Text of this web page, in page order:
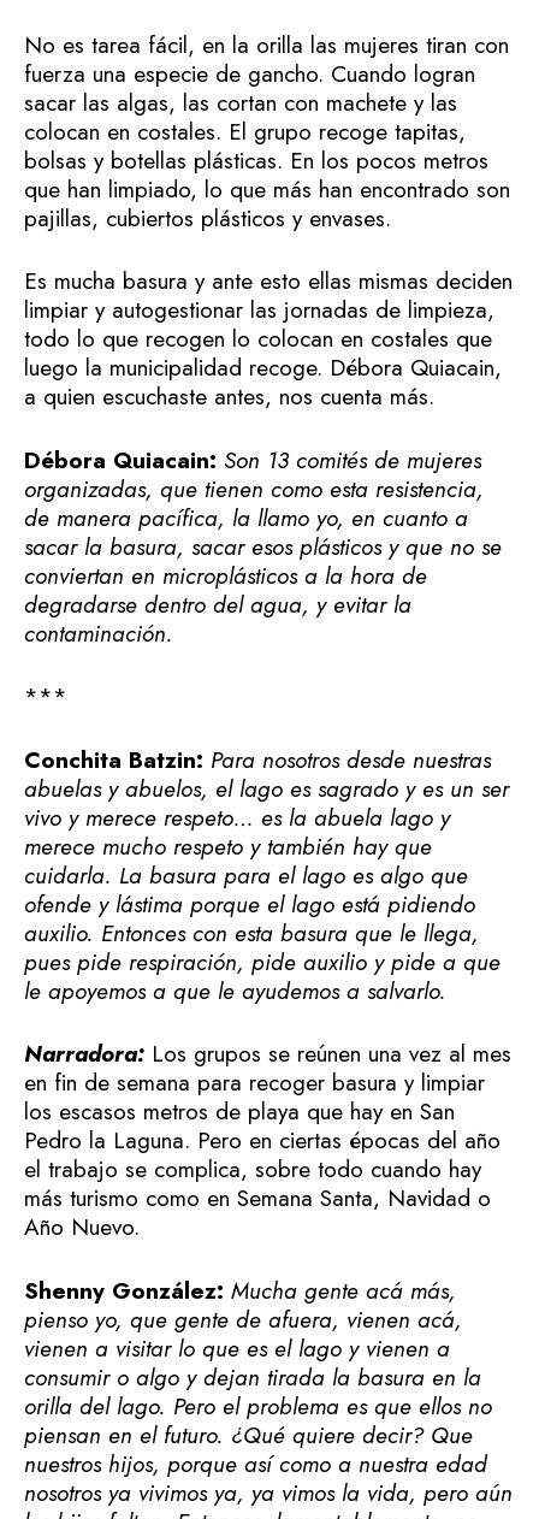
No es tarea fácil, en la orilla las mujeres tiran con
fuerza una especie de gancho. Cuando logran
sacar las algas, las cortan con machete y las
colocan en costales. El grupo recoge tapitas,
bolsas y botellas plásticas. En los pocos metros
que han limpiado, lo que más han encontrado son
pajillas, cubiertos plásticos y envases.
Es mucha basura y ante esto ellas mismas deciden
limpiar y autogestionar las jornadas de limpieza,
todo lo que recogen lo colocan en costales que
luego la municipalidad recoge. Débora Quiacain,
a quien escuchaste antes, nos cuenta más.
Débora Quiacain: Son 13 comités de mujeres
organizadas, que tienen como esta resistencia,
de manera pacífica, la llamo yo, en cuanto a
sacar la basura, sacar esos plásticos y que no se
conviertan en microplásticos a la hora de
degradarse dentro del agua, y evitar la
contaminación.
***
Conchita Batzin: Para nosotros desde nuestras
abuelas y abuelos, el lago es sagrado y es un ser
vivo y merece respeto… es la abuela lago y
merece mucho respeto y también hay que
cuidarla. La basura para el lago es algo que
ofende y lástima porque el lago está pidiendo
auxilio. Entonces con esta basura que le llega,
pues pide respiración, pide auxilio y pide a que
le apoyemos a que le ayudemos a salvarlo.
Narradora: Los grupos se reúnen una vez al mes
en fin de semana para recoger basura y limpiar
los escasos metros de playa que hay en San
Pedro la Laguna. Pero en ciertas épocas del año
el trabajo se complica, sobre todo cuando hay
más turismo como en Semana Santa, Navidad o
Año Nuevo.
Shenny González: Mucha gente acá más,
pienso yo, que gente de afuera, vienen acá,
vienen a visitar lo que es el lago y vienen a
consumir o algo y dejan tirada la basura en la
orilla del lago. Pero el problema es que ellos no
piensan en el futuro. ¿Qué quiere decir? Que
nuestros hijos, porque así como a nuestra edad
nosotros ya vivimos ya, ya vimos la vida, pero aún